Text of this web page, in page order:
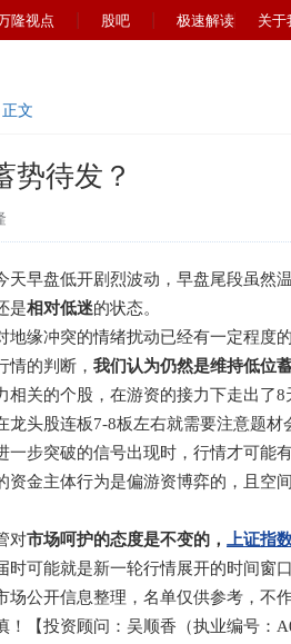
隆视点 股吧 极速解读 关于
正文
势待发？
早盘低开剧烈波动，早盘尾段虽然
是相对低迷的状态。
缘冲突的情绪扰动已经有一定程度
情的判断， 我们认为仍然是维持低位
关的个股，在游资的接力下走出了8
龙头股连板7-8板左右就需要注意题材
步突破的信号出现时，行情才可能
金主体行为是偏游资博弈的，且空
对市场呵护的态度是不变的，
上证指
时可能就是新一轮行情展开的时间窗
公开信息整理，名单仅供参考，不
！【投资顾问：吴顺香（执业编号：